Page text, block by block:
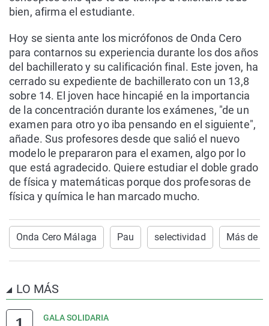
bien, afirma el estudiante.
Hoy se sienta ante los micrófonos de Onda Cero
para contarnos su experiencia durante los dos años
del bachillerato y su calificación final. Este joven, ha
cerrado su expediente de bachillerato con un 13,8
sobre 14. El joven hace hincapié en la importancia
de la concentración durante los exámenes, "de un
examen para otro yo iba pensando en el siguiente",
añade. Sus profesores desde que salió el nuevo
modelo le prepararon para el examen, algo por lo
que está agradecido. Quiere estudiar el doble grado
de física y matemáticas porque dos profesoras de
física y química le han marcado mucho.
Onda Cero Málaga Pau selectividad Más de
LO MÁS
GALA SOLIDARIA